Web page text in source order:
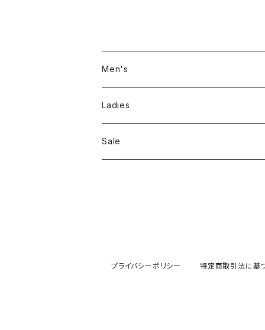
Men's
Jackson Matisse
ILL180°
Ladies
Unfil
Sale
プライバシーポリシー 特定商取引法に基